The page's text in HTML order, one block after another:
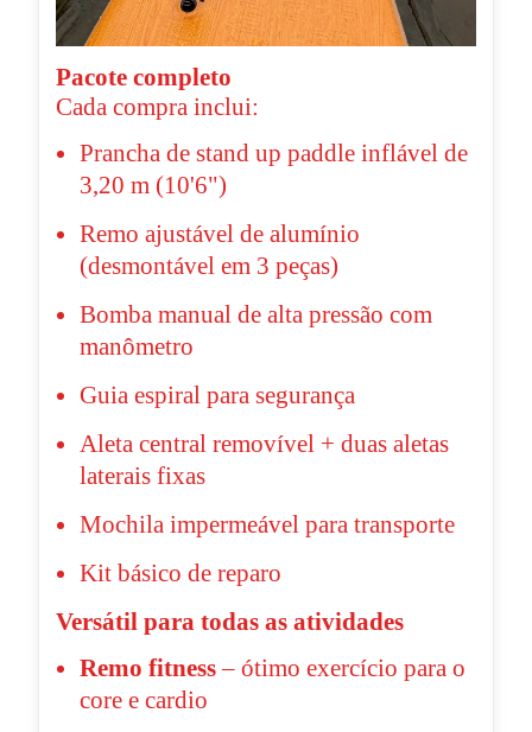
Pacote completo
Cada compra inclui:
Prancha de stand up paddle inflável de
3,20 m (10'6")
Remo ajustável de alumínio
(desmontável em 3 peças)
Bomba manual de alta pressão com
manômetro
Guia espiral para segurança
Aleta central removível + duas aletas
laterais fixas
Mochila impermeável para transporte
Kit básico de reparo
Versátil para todas as atividades
Remo fitness– ótimo exercício para o
core e cardio